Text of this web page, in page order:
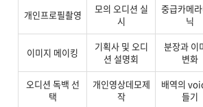
개인프로필촬영
모의 오디션 실
시
중급카메
닉
이미지 메이킹
기획사 및 오디
션 설명회
분장과 이
변화
오디션 독백 선
택
개인영상데모제
작
배역의
들기